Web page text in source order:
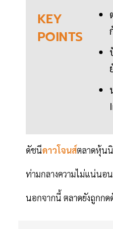
KEY
POINTS
ดัชนีดาวโจนส์ตลาดหุ้น
ท่ามกลางความไม่แน่นอ
นอกจากนี้ ตลาดยังถูกก